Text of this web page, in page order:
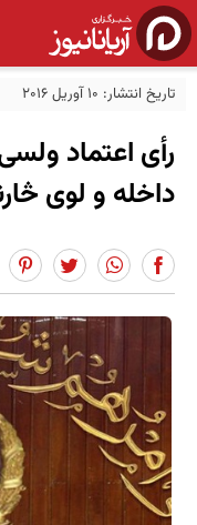
تاریخ انتشار: 10 آوریل 2016
رأی اعتماد
داخله و لوی